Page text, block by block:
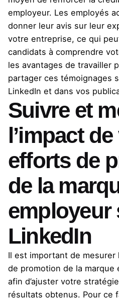
employeur. Les employés
donner leur avis sur leur
votre entreprise, ce qui
candidats à comprendre
les avantages de travailler
partager ces témoignages
LinkedIn et dans vos
Suivre et
l’impact
efforts de
de la
employeur
LinkedIn
Il est important de mesurer
de promotion de la marque
afin d’ajuster votre
résultats obtenus. Pour ce